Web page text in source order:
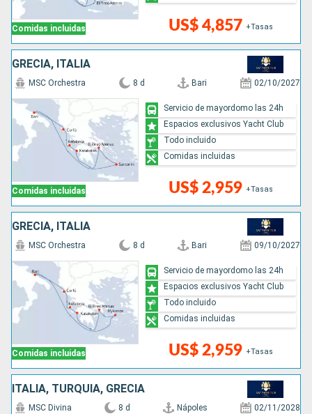
Comidas incluidas US$ 4,857 +Tasas
GRECIA, ITALIA
Comidas incluidas
MSC Orchestra 8 d Bari 02/10/2027
US$ 2,959 +Tasas
Servicio de mayordomo las 24h
Espacios exclusivos Yacht Club
Todo incluido
Comidas incluidas
GRECIA, ITALIA
Comidas incluidas
MSC Orchestra 8 d Bari 09/10/2027
US$ 2,959 +Tasas
Servicio de mayordomo las 24h
Espacios exclusivos Yacht Club
Todo incluido
Comidas incluidas
ITALIA, TURQUÍA, GRECIA
MSC Divina 8 d Nápoles 02/11/2028